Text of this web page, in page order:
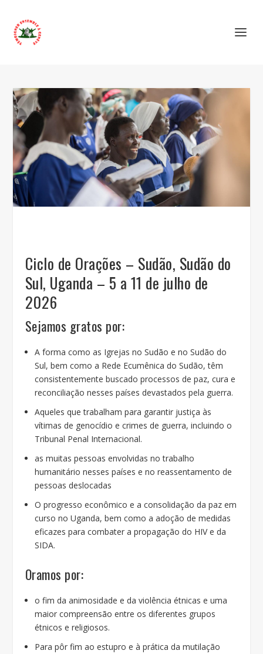
Ciclo de Orações – Sudão, Sudão do
Sul, Uganda – 5 a 11 de julho de
2026
Sejamos gratos por:
A forma como as Igrejas no Sudão e no Sudão do
Sul, bem como a Rede Ecumênica do Sudão, têm
consistentemente buscado processos de paz, cura e
reconciliação nesses países devastados pela guerra.
Aqueles que trabalham para garantir justiça às
vítimas de genocídio e crimes de guerra, incluindo o
Tribunal Penal Internacional.
as muitas pessoas envolvidas no trabalho
humanitário nesses países e no reassentamento de
pessoas deslocadas
O progresso econômico e a consolidação da paz em
curso no Uganda, bem como a adoção de medidas
eficazes para combater a propagação do HIV e da
SIDA.
Oramos por:
o fim da animosidade e da violência étnicas e uma
maior compreensão entre os diferentes grupos
étnicos e religiosos.
Para pôr fim ao estupro e à prática da mutilação